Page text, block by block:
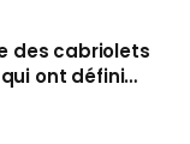
des cabriolets
ont défini
vent